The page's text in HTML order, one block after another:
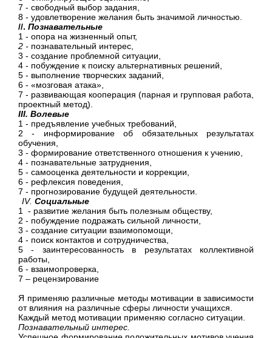
7 - свободный выбор задания,
8 - удовлетворение желания быть значимой лич­ностью.
//. Познавательные
1 - опора на жизненный опыт,
2 - познавательный интерес,
3 - создание проблемной ситуации,
4 - побуждение к поиску альтернативных реше­ний,
5 - выполнение творческих заданий,
6 - «мозговая атака»,
7 - развивающая кооперация (парная и группо­вая работа,
проектный метод).
III. Волевые
1 - предъявление учебных требований,
2 - информирование об обязательных результа­тах
обучения,
3 - формирование ответственного отношения к учению,
4 - познавательные затруднения,
5 - самооценка деятельности и коррекции,
6 - рефлексия поведения,
7 - прогнозирование будущей деятельности.
IV. Социальные
1 - развитие желания быть полезным обществу,
2 - побуждение подражать сильной личности,
3 - создание ситуации взаимопомощи,
4 - поиск контактов и сотрудничества,
5 - заинтересованность в результатах коллектив­ной
работы,
6 - взаимопроверка,
7 – рецензирование
Я применяю различные методы мотивации в зависимости
от влияния на различные сферы личности учащихся.
Каждый метод мотивации применяю согласно ситуации.
Познавательный интерес.